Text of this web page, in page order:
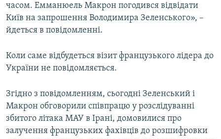
часом. Емманюель Макрон погодився відвідати
Київ на запрошення Володимира Зеленського», –
йдеться в повідомленні.
Коли саме відбудеться візит французького лідера до
України не повідомляється.
Згідно з повідомленням, сьогодні Зеленський і
Макрон обговорили співпрацю у розслідуванні
збитого літака МАУ в Ірані, домовилися про
залучення французьких фахівців до розшифровки